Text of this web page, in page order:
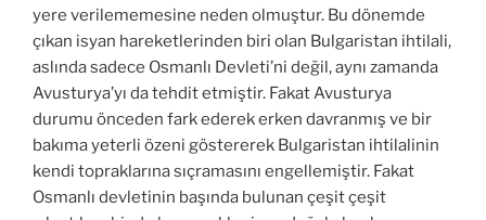
yere verilememesine neden olmuştur. Bu dönemde
çıkan isyan hareketlerinden biri olan Bulgaristan ihtilali,
aslında sadece Osmanlı Devleti’ni değil, aynı zamanda
Avusturya’yı da tehdit etmiştir. Fakat Avusturya
durumu önceden fark ederek erken davranmış ve bir
bakıma yeterli özeni göstererek Bulgaristan ihtilalinin
kendi topraklarına sıçramasını engellemiştir. Fakat
Osmanlı devletinin başında bulunan çeşit çeşit